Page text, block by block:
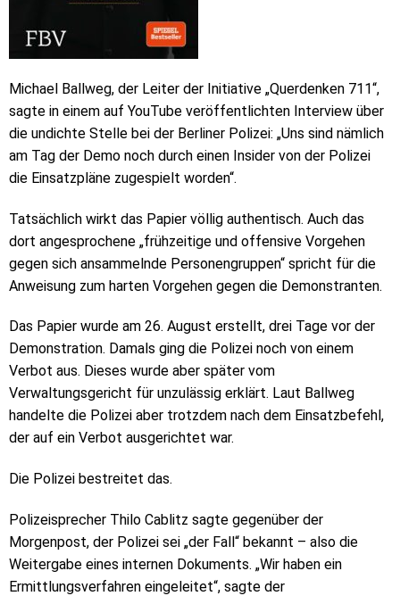
Michael Ballweg, der Leiter der Initiative „Querdenken 711“,
sagte in einem auf YouTube veröffentlichten Interview über
die undichte Stelle bei der Berliner Polizei: „Uns sind nämlich
am Tag der Demo noch durch einen Insider von der Polizei
die Einsatzpläne zugespielt worden“.
Tatsächlich wirkt das Papier völlig authentisch. Auch das
dort angesprochene „frühzeitige und offensive Vorgehen
gegen sich ansammelnde Personengruppen“ spricht für die
Anweisung zum harten Vorgehen gegen die Demonstranten.
Das Papier wurde am 26. August erstellt, drei Tage vor der
Demonstration. Damals ging die Polizei noch von einem
Verbot aus. Dieses wurde aber später vom
Verwaltungsgericht für unzulässig erklärt. Laut Ballweg
handelte die Polizei aber trotzdem nach dem Einsatzbefehl,
der auf ein Verbot ausgerichtet war.
Die Polizei bestreitet das.
Polizeisprecher Thilo Cablitz sagte gegenüber der
Morgenpost, der Polizei sei „der Fall“ bekannt – also die
Weitergabe eines internen Dokuments. „Wir haben ein
Ermittlungsverfahren eingeleitet“, sagte der